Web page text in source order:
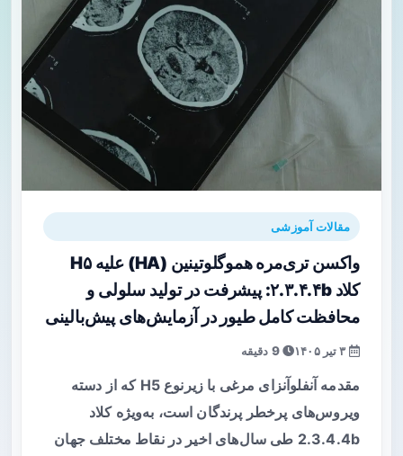
مقالات آموزشی
واکسن تری‌مره هموگلوتینین (HA) علیه H۵
کلاد ۲.۳.۴.۴b: پیشرفت در تولید سلولی و
محافظت کامل طیور در آزمایش‌های پیش‌بالینی
9 دقیقه
مقدمه آنفلوآنزای مرغی با زیرنوع H5 که از دسته
ویروس‌های پرخطر پرندگان است، به‌ویژه کلاد
2.3.4.4b طی سال‌های اخیر در نقاط مختلف جهان